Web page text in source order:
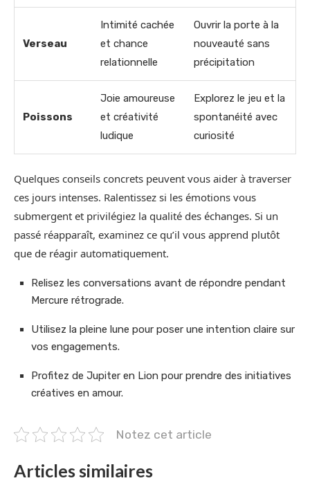
Verseau
Intimité cachée
et chance
relationnelle
Ouvrir la porte à la
nouveauté sans
précipitation
Poissons
Joie amoureuse
et créativité
ludique
Explorez le jeu et la
spontanéité avec
curiosité
Quelques conseils concrets peuvent vous aider à traverser
ces jours intenses. Ralentissez si les émotions vous
submergent et privilégiez la qualité des échanges. Si un
passé réapparaît, examinez ce qu’il vous apprend plutôt
que de réagir automatiquement.
Relisez les conversations avant de répondre pendant
Mercure rétrograde.
Utilisez la pleine lune pour poser une intention claire sur
vos engagements.
Profitez de Jupiter en Lion pour prendre des initiatives
créatives en amour.
Notez cet article
Articles similaires